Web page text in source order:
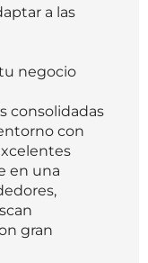
a las
negocio
consolidadas
con
en una
gran